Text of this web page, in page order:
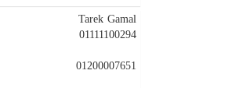
Tarek Gamal
01111100294
01200007651